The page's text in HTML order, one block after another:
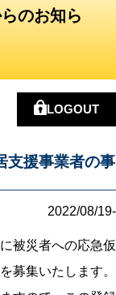
らのお知ら
LOGOUT
支援事業者の事
2022/08/19-
被災者への応急仮
募集いたします。